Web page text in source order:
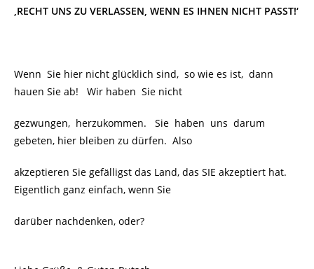
‚RECHT UNS ZU VERLASSEN, WENN ES IHNEN NICHT PASST!‘
Wenn Sie hier nicht glücklich sind, so wie es ist, dann
hauen Sie ab! Wir haben Sie nicht
gezwungen, herzukommen. Sie haben uns darum
gebeten, hier bleiben zu dürfen. Also
akzeptieren Sie gefälligst das Land, das SIE akzeptiert hat.
Eigentlich ganz einfach, wenn Sie
darüber nachdenken, oder?